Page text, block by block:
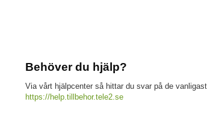
Behöver du hjälp?
Via vårt hjälpcenter så hittar du svar på de
https://help.tillbehor.tele2.se